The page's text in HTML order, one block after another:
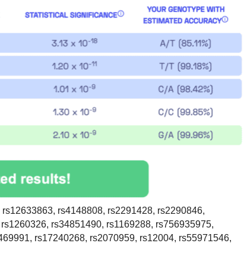
rs4148808, rs2291428, rs2290846,
rs34851490, rs1169288, rs756935975,
rs17240268, rs2070959, rs12004, rs55971546,